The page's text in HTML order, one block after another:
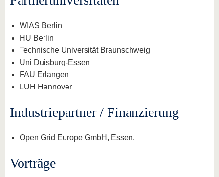
WIAS Berlin
HU Berlin
Technische Universität Braunschweig
Uni Duisburg-Essen
FAU Erlangen
LUH Hannover
Industriepartner / Finanzierung
Open Grid Europe GmbH, Essen.
Vorträge